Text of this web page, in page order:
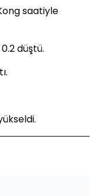
saatiyle
düştü.